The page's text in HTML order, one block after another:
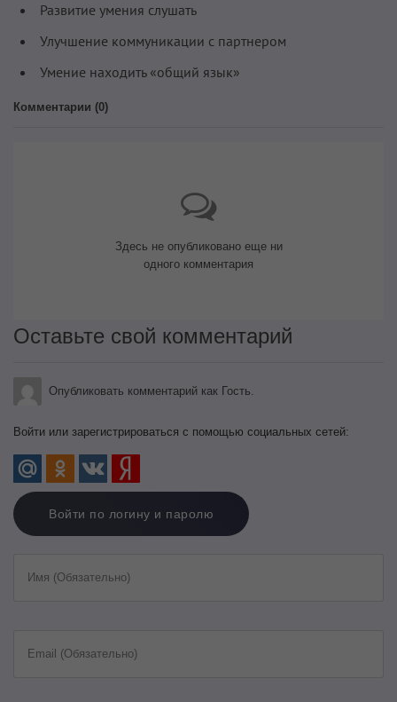
Развитие умения слушать
Улучшение коммуникации с партнером
Умение находить «общий язык»
Комментарии (0)
Здесь не опубликовано еще ни
одного комментария
Оставьте свой комментарий
Опубликовать комментарий как Гость.
Войти или зарегистрироваться с помощью социальных сетей:
Войти по логину и паролю
Имя (Обязательно)
Email (Обязательно)